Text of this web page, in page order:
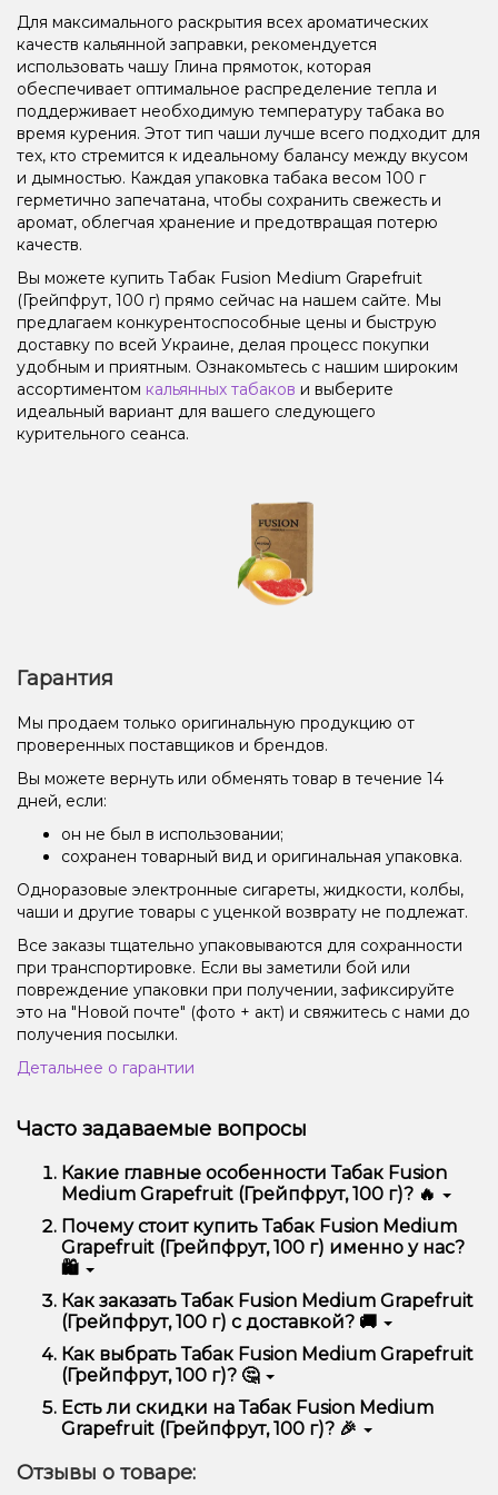
Для максимального раскрытия всех ароматических
качеств кальянной заправки, рекомендуется
использовать чашу Глина прямоток, которая
обеспечивает оптимальное распределение тепла и
поддерживает необходимую температуру табака во
время курения. Этот тип чаши лучше всего подходит для
тех, кто стремится к идеальному балансу между вкусом
и дымностью. Каждая упаковка табака весом 100 г
герметично запечатана, чтобы сохранить свежесть и
аромат, облегчая хранение и предотвращая потерю
качеств.
Вы можете купить Табак Fusion Medium Grapefruit
(Грейпфрут, 100 г) прямо сейчас на нашем сайте. Мы
предлагаем конкурентоспособные цены и быструю
доставку по всей Украине, делая процесс покупки
удобным и приятным. Ознакомьтесь с нашим широким
ассортиментом кальянных табаков и выберите
идеальный вариант для вашего следующего
курительного сеанса.
Гарантия
Мы продаем только оригинальную продукцию от
проверенных поставщиков и брендов.
Вы можете вернуть или обменять товар в течение 14
дней, если:
он не был в использовании;
сохранен товарный вид и оригинальная упаковка.
Одноразовые электронные сигареты, жидкости, колбы,
чаши и другие товары с уценкой возврату не подлежат.
Все заказы тщательно упаковываются для сохранности
при транспортировке. Если вы заметили бой или
повреждение упаковки при получении, зафиксируйте
это на "Новой почте" (фото + акт) и свяжитесь с нами до
получения посылки.
Детальнее о гарантии
Часто задаваемые вопросы
Какие главные особенности Табак Fusion
Medium Grapefruit (Грейпфрут, 100 г)? 🔥
Табак Fusion Medium Grapefruit (Грейпфрут, 100 г)
отличается высоким качеством, удобством
использования и надежностью.
Почему стоит купить Табак Fusion Medium
Grapefruit (Грейпфрут, 100 г) именно у нас?
🛍️
Мы предлагаем только оригинальную продукцию,
широкий ассортимент, выгодные цены и быструю
доставку. Кроме того, у нас регулярные акции и
скидки для клиентов!
Как заказать Табак Fusion Medium Grapefruit
(Грейпфрут, 100 г) с доставкой? 🚚
Оформить заказ можно в несколько кликов:
Добавьте Табак Fusion Medium Grapefruit
(Грейпфрут, 100 г) в корзину.
Перейдите к оформлению заказа.
доставки.
Подтвердите заказ – мы быстро отправим его
Как выбрать Табак Fusion Medium Grapefruit
(Грейпфрут, 100 г)? 🤔
Выбор зависит от ваших предпочтений – например,
если это кальян, учитывайте размер, материал и тип
чаши, если вейп – мощность и вкус. Наши
Есть ли скидки на Табак Fusion Medium
Grapefruit (Грейпфрут, 100 г)? 🎉
специальные предложения. Следите за
Отзывы о товаре: